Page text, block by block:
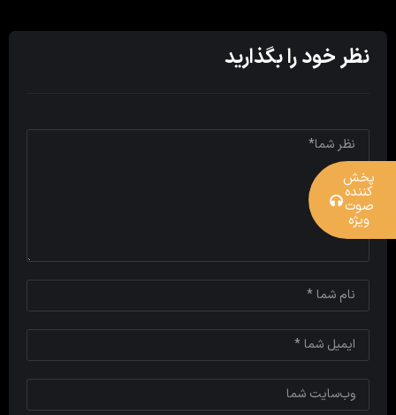
نظر خود را بگذارید
پخش
کننده
صوت
ویژه